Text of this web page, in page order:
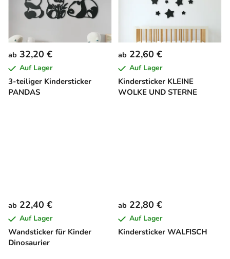
3-teiliger Kindersticker
PANDAS
ab 32,20 €
Auf Lager
Kindersticker KLEINE
WOLKE UND STERNE
ab 22,60 €
Auf Lager
Wandsticker für Kinder
Dinosaurier
ab 22,40 €
Auf Lager
Kindersticker WALFISCH
ab 22,80 €
Auf Lager